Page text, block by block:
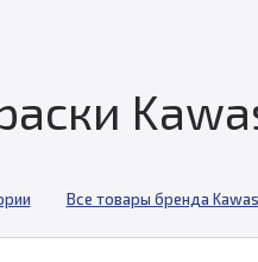
Все товары бренда